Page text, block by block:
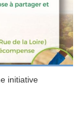
initiative